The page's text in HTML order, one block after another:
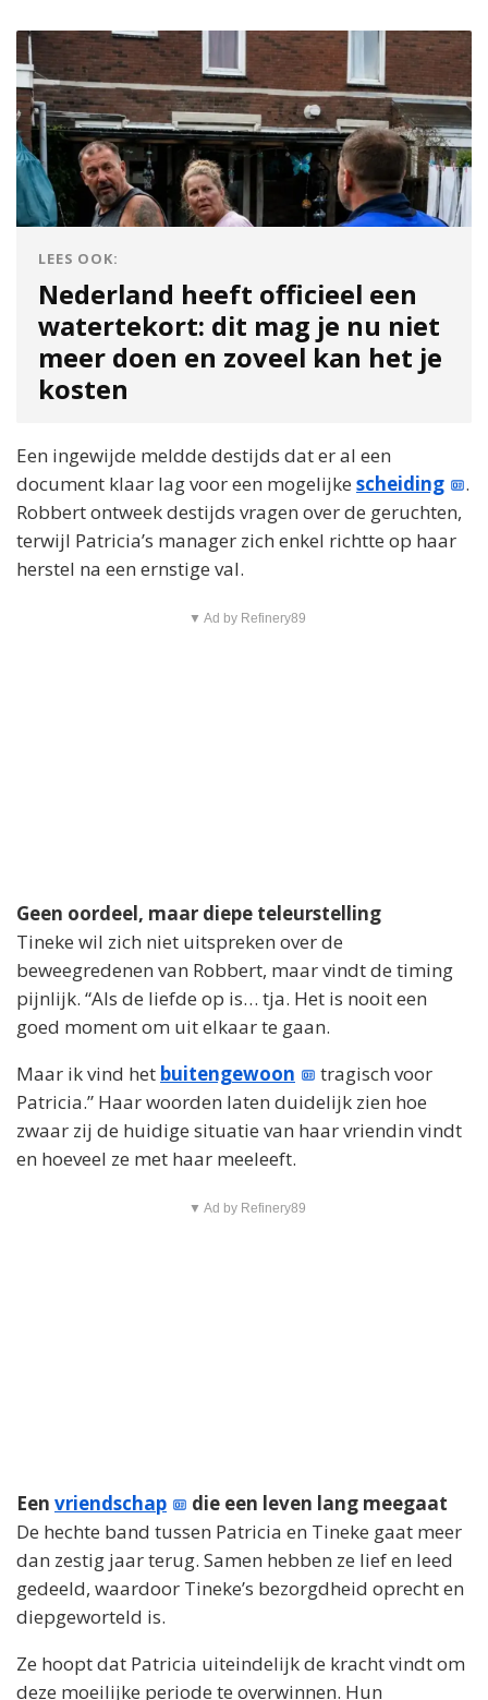
LEES OOK:
Nederland heeft officieel een
watertekort: dit mag je nu niet
meer doen en zoveel kan het je
kosten
Een ingewijde meldde destijds dat er al een
document klaar lag voor een mogelijke scheiding
.
Robbert ontweek destijds vragen over de geruchten,
terwijl Patricia’s manager zich enkel richtte op haar
herstel na een ernstige val.
▼ Ad by Refinery89
Geen oordeel, maar diepe teleurstelling
Tineke wil zich niet uitspreken over de
beweegredenen van Robbert, maar vindt de timing
pijnlijk. “Als de liefde op is… tja. Het is nooit een
goed moment om uit elkaar te gaan.
Maar ik vind het buitengewoon
tragisch voor
Patricia.” Haar woorden laten duidelijk zien hoe
zwaar zij de huidige situatie van haar vriendin vindt
en hoeveel ze met haar meeleeft.
▼ Ad by Refinery89
Een vriendschap
die een leven lang meegaat
De hechte band tussen Patricia en Tineke gaat meer
dan zestig jaar terug. Samen hebben ze lief en leed
gedeeld, waardoor Tineke’s bezorgdheid oprecht en
diepgeworteld is.
Ze hoopt dat Patricia uiteindelijk de kracht vindt om
deze moeilijke periode te overwinnen. Hun